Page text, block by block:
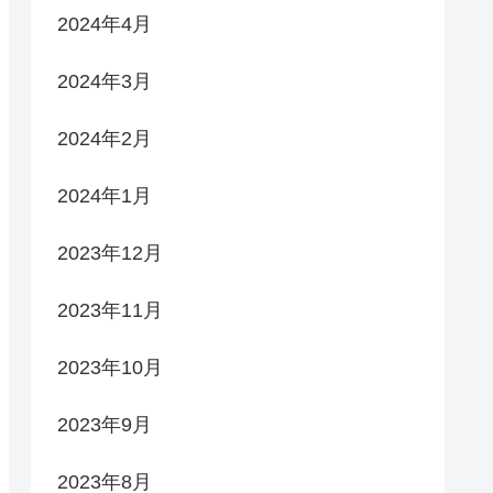
2024年4月
2024年3月
2024年2月
2024年1月
2023年12月
2023年11月
2023年10月
2023年9月
2023年8月